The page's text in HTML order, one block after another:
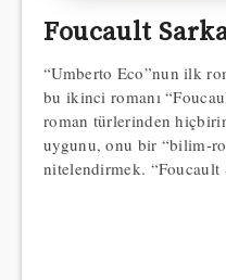
Foucault
“Umberto Eco”nun ilk
bu ikinci romanı
roman türlerinden
uygunu, onu bir “bilim-
nitelendirmek. “Foucault